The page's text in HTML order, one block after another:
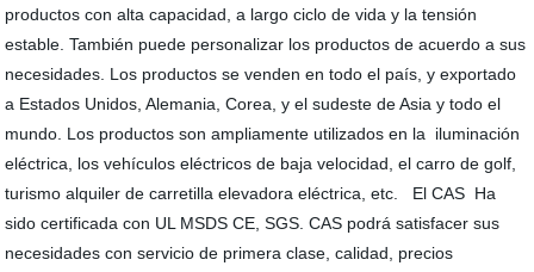
productos con alta capacidad, a largo ciclo de vida y la tensión
estable. También puede personalizar los productos de acuerdo a sus
necesidades. Los productos se venden en todo el país, y exportado
a Estados Unidos, Alemania, Corea, y el sudeste de Asia y todo el
mundo. Los productos son ampliamente utilizados en la iluminación
eléctrica, los vehículos eléctricos de baja velocidad, el carro de golf,
turismo alquiler de carretilla elevadora eléctrica, etc. El CAS Ha
sido certificada con UL MSDS CE, SGS. CAS podrá satisfacer sus
necesidades con servicio de primera clase, calidad, precios